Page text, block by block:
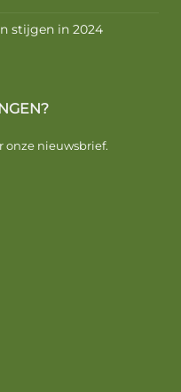
stijgen in 2024
onze nieuwsbrief.